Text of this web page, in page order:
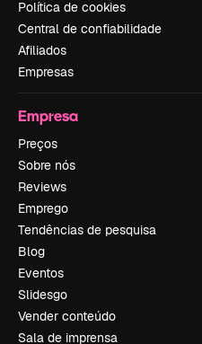
Política de cookies
Central de confiabilidade
Afiliados
Empresas
Empresa
Preços
Sobre nós
Reviews
Emprego
Tendências de pesquisa
Blog
Eventos
Slidesgo
Vender conteúdo
Sala de imprensa